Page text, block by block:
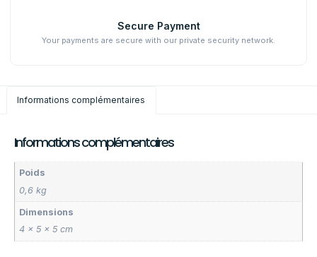
Secure Payment
Your payments are secure with our private security network.
Informations complémentaires
Informations complémentaires
Poids
0,6 kg
Dimensions
4 × 5 × 5 cm